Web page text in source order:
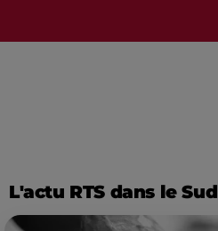
L'actu RTS dans le Sud